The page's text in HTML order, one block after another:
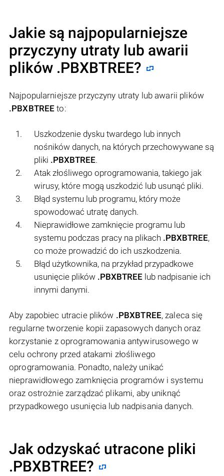
Jakie są najpopularniejsze
przyczyny utraty lub awarii
plików .PBXBTREE?
Najpopularniejsze przyczyny utraty lub awarii plików
.PBXBTREE to:
Uszkodzenie dysku twardego lub innych
nośników danych, na których przechowywane są
pliki .PBXBTREE.
Atak złośliwego oprogramowania, takiego jak
wirusy, które mogą uszkodzić lub usunąć pliki.
Błąd systemu lub programu, który może
spowodować utratę danych.
Nieprawidłowe zamknięcie programu lub
systemu podczas pracy na plikach .PBXBTREE,
co może prowadzić do ich uszkodzenia.
Błąd użytkownika, na przykład przypadkowe
usunięcie plików .PBXBTREE lub nadpisanie ich
innymi danymi.
Aby zapobiec utracie plików .PBXBTREE, zaleca się
regularne tworzenie kopii zapasowych danych oraz
korzystanie z oprogramowania antywirusowego w
celu ochrony przed atakami złośliwego
oprogramowania. Ponadto, należy unikać
nieprawidłowego zamknięcia programów i systemu
oraz ostrożnie zarządzać plikami, aby uniknąć
przypadkowego usunięcia lub nadpisania danych.
Jak odzyskać utracone pliki
.PBXBTREE?